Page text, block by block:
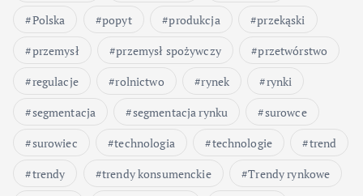
Polska
popyt produkcja
przekąski
przemysł
przemysł spożywczy
przetwórstwo
regulacje
rolnictwo rynek
rynki
segmentacja
segmentacja rynku
surowce
surowiec
technologia technologie
trend
trendy
trendy konsumenckie
Trendy rynkowe